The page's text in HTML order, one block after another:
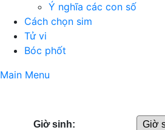
Ý nghĩa các con số
Cách chọn sim
Tử vi
Bóc phốt
Main Menu
Giờ sinh: